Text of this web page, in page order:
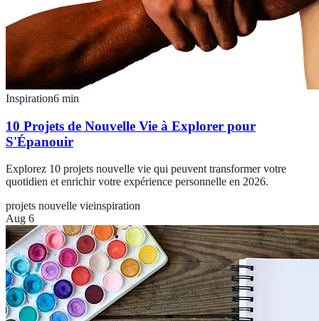
Inspiration6 min
10 Projets de Nouvelle Vie à Explorer pour
S'Épanouir
Explorez 10 projets nouvelle vie qui peuvent transformer votre
quotidien et enrichir votre expérience personnelle en 2026.
projets nouvelle vieinspiration
Aug 6